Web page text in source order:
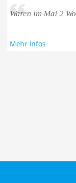
Waren im Mai 2
Mehr Infos